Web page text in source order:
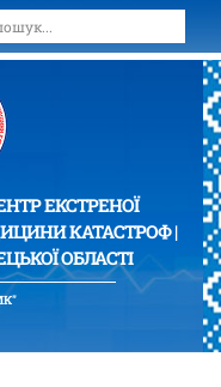
ЕКСТРЕНОЇ
КАТАСТРОФ |
ОБЛАСТІ